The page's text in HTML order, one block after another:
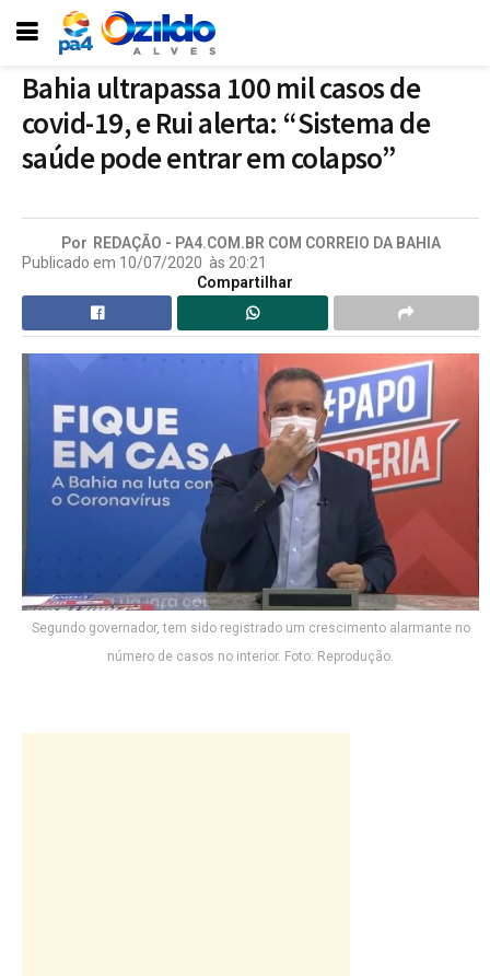
Bahia ultrapassa 100 mil casos de
covid-19, e Rui alerta: “Sistema de
saúde pode entrar em colapso”
Por REDAÇÃO - PA4.COM.BR COM CORREIO DA BAHIA
Publicado em 10/07/2020 às 20:21
Compartilhar
Segundo governador, tem sido registrado um crescimento alarmante no
número de casos no interior. Foto: Reprodução.